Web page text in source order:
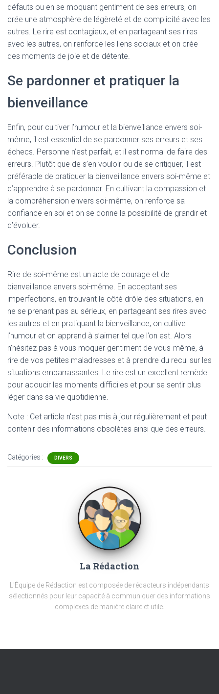
défauts ou en se moquant gentiment de ses erreurs, on
crée une atmosphère de légèreté et de complicité avec les
autres. Le rire est contagieux, et en partageant ses rires
avec les autres, on renforce les liens sociaux et on crée
des moments de joie et de détente.
Se pardonner et pratiquer la
bienveillance
Enfin, pour cultiver l’humour et la bienveillance envers soi-
même, il est essentiel de se pardonner ses erreurs et ses
échecs. Personne n’est parfait, et il est normal de faire des
erreurs. Plutôt que de s’en vouloir ou de se critiquer, il est
préférable de pratiquer la bienveillance envers soi-même et
d’apprendre à se pardonner. En cultivant la compassion et
la compréhension envers soi-même, on renforce sa
confiance en soi et on se donne la possibilité de grandir et
d’évoluer.
Conclusion
Rire de soi-même est un acte de courage et de
bienveillance envers soi-même. En acceptant ses
imperfections, en trouvant le côté drôle des situations, en
ne se prenant pas au sérieux, en partageant ses rires avec
les autres et en pratiquant la bienveillance, on cultive
l’humour et on apprend à s’aimer tel que l’on est. Alors
n’hésitez pas à vous moquer gentiment de vous-même, à
rire de vos petites maladresses et à prendre du recul sur les
situations embarrassantes. Le rire est un excellent remède
pour adoucir les moments difficiles et pour se sentir plus
léger dans sa vie quotidienne.
Note : Cet article n'est pas mis à jour régulièrement et peut
contenir des informations obsolètes ainsi que des erreurs.
Catégories : DIVERS
La Rédaction
L'Équipe de Rédaction est composée de rédacteurs indépendants
sélectionnés pour leur capacité à communiquer des informations
complexes de manière claire et utile.